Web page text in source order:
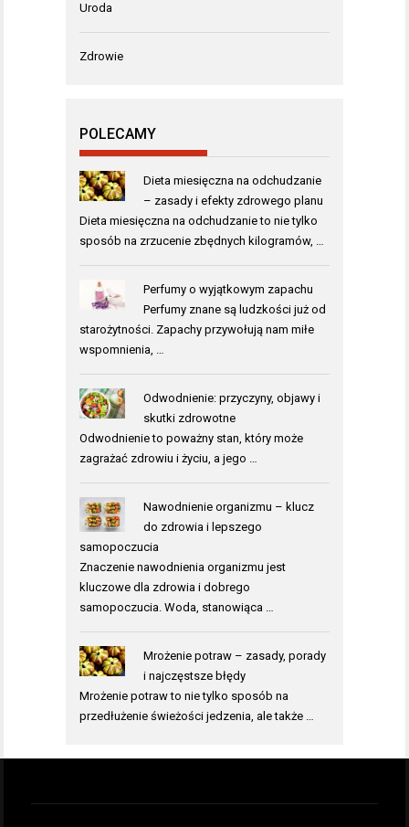
Uroda
Zdrowie
POLECAMY
Dieta miesięczna na odchudzanie
– zasady i efekty zdrowego planu
Dieta miesięczna na odchudzanie to nie tylko
sposób na zrzucenie zbędnych kilogramów, …
Perfumy o wyjątkowym zapachu
Perfumy znane są ludzkości już od
starożytności. Zapachy przywołują nam miłe
wspomnienia, …
Odwodnienie: przyczyny, objawy i
skutki zdrowotne
Odwodnienie to poważny stan, który może
zagrażać zdrowiu i życiu, a jego …
Nawodnienie organizmu – klucz
do zdrowia i lepszego
samopoczucia
Znaczenie nawodnienia organizmu jest
kluczowe dla zdrowia i dobrego
samopoczucia. Woda, stanowiąca …
Mrożenie potraw – zasady, porady
i najczęstsze błędy
Mrożenie potraw to nie tylko sposób na
przedłużenie świeżości jedzenia, ale także …